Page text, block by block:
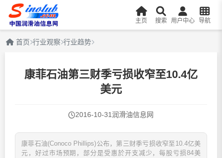
主页 搜索 用户中心 导航
首页 行业观察 行业趋势
康菲石油第三财季亏损收窄至10.4亿
美元
2016-10-31润滑油信息网
康菲石油(Conoco Phillips)公布，第三财季亏损收窄至10.4亿美
元，好过市场预期，部分是受惠於开支减少，每股亏损84美